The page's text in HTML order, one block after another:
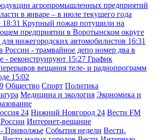
агропромышленных предприятий
в январе – в июле текущего года
18:31 Крупный пожар потушили на
предприятии в Воротынском округе
нижегородских автомобилистов 16:31
- трамвайное депо номер два в
- реконструируют 15:27 График
вещания теле- и радиопрограмм
15:02
Общество Спорт Политика
Медицина и экология Экономика и
24 Нижний Новгород 24 Вести FM
Интернет-вещание
Приволжье События недели Вести.